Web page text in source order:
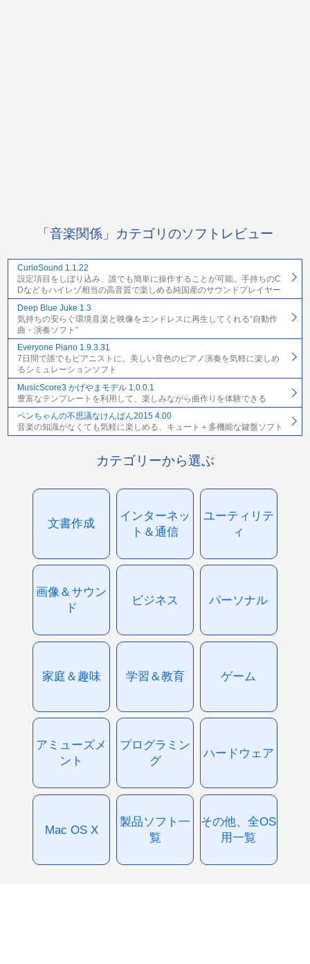
「音楽関係」カテゴリのソフトレビュー
CurioSound 1.1.22
設定項目をしぼり込み、誰でも簡単に操作することが可能。手持ちのC
Dなどもハイレゾ相当の高音質で楽しめる純国産のサウンドプレイヤー
Deep Blue Juke 1.3
気持ちの安らぐ環境音楽と映像をエンドレスに再生してくれる“自動作
曲・演奏ソフト”
Everyone Piano 1.9.3.31
7日間で誰でもピアニストに。美しい音色のピアノ演奏を気軽に楽しめ
るシミュレーションソフト
MusicScore3 かげやまモデル 1.0.0.1
豊富なテンプレートを利用して、楽しみながら曲作りを体験できる
ペンちゃんの不思議なけんばん2015 4.00
音楽の知識がなくても気軽に楽しめる、キュート＋多機能な鍵盤ソフト
カテゴリーから選ぶ
文書作成
インターネッ
ト＆通信
ユーティリテ
ィ
画像＆サウン
ド
ビジネス パーソナル
家庭＆趣味 学習＆教育 ゲーム
アミューズメ
ント
プログラミン
グ
ハードウェア
Mac OS X
製品ソフト一
覧
その他、全OS
用一覧